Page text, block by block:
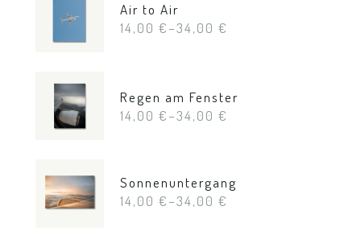
Air to Air
14,00 €–34,00 €
Regen am Fenster
14,00 €–34,00 €
Sonnenuntergang
14,00 €–34,00 €